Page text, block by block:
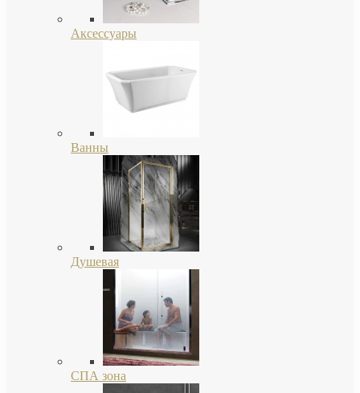
Аксессуары
Ванны
Душевая
СПА зона